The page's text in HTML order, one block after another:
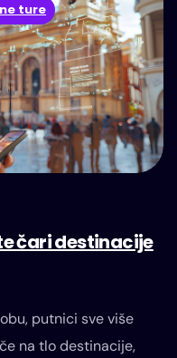
ture
čari destinacije
putnici sve više
na tlo destinacije,